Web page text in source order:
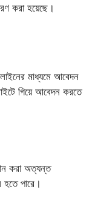
করা হয়েছে।
মাধ্যমে আবেদন
গিয়ে আবেদন করতে
করা অত্যন্ত
পারে।